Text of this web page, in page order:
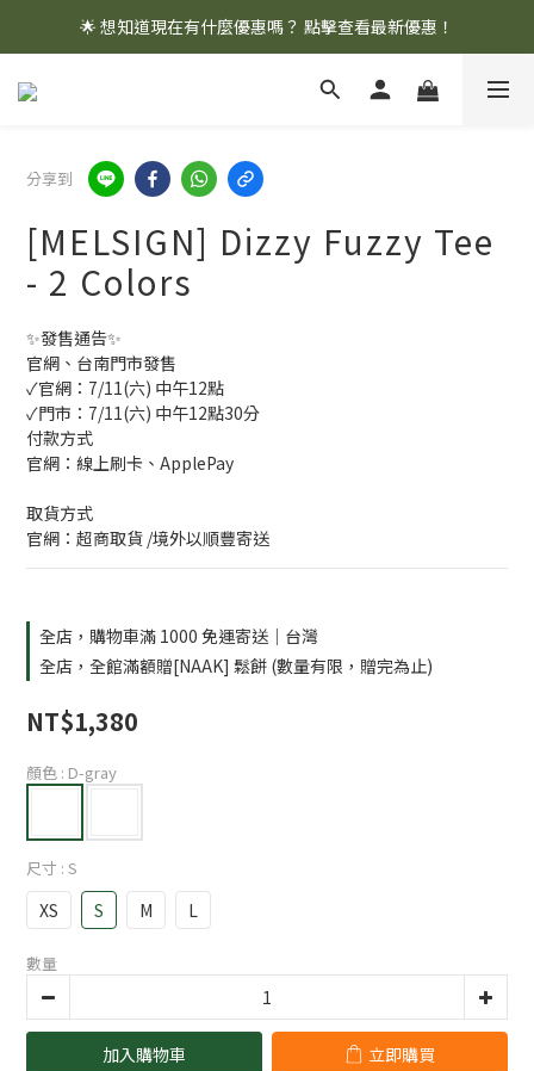
🌟 想知道現在有什麼優惠嗎？ 點擊查看最新優惠！
🌟 想知道現在有什麼優惠嗎？ 點擊查看最新優惠！
全館消費滿 $1,000 即享免運優惠
分享到
[MELSIGN] Dizzy Fuzzy Tee
- 2 Colors
✨發售通告✨
官網、台南門市發售
✓官網：7/11(六) 中午12點
✓門市：7/11(六) 中午12點30分
付款方式
官網：線上刷卡、ApplePay
取貨方式
官網：超商取貨 /境外以順豐寄送
全店，購物車滿 1000 免運寄送｜台灣
全店，全館滿額贈[NAAK] 鬆餅 (數量有限，贈完為止)
NT$1,380
顏色 : D-gray
尺寸 : S
XS S M L
數量
加入購物車 立即購買